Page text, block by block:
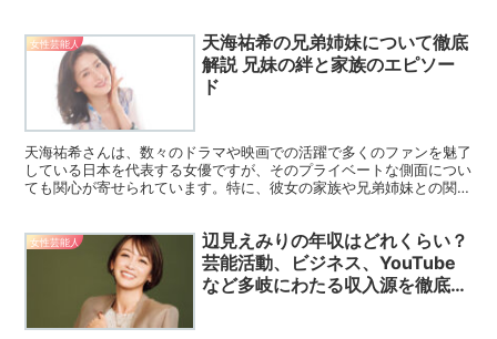
女性芸能人
天海祐希の兄弟姉妹について徹底
解説 兄妹の絆と家族のエピソー
ド
天海祐希さんは、数々のドラマや映画での活躍で多くのファンを魅了
している日本を代表する女優ですが、そのプライベートな側面につい
ても関心が寄せられています。特に、彼女の家族や兄弟姉妹との関係
女性芸能人
辺見えみりの年収はどれくらい？
芸能活動、ビジネス、YouTube
など多岐にわたる収入源を徹底解